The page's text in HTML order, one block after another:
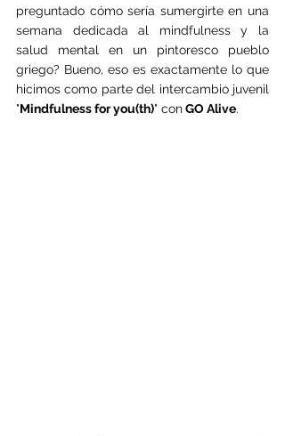
preguntado cómo sería sumergirte en una
semana dedicada al mindfulness y la
salud mental en un pintoresco pueblo
griego? Bueno, eso es exactamente lo que
hicimos como parte del intercambio juvenil
"Mindfulness for you(th)" con GO Alive.